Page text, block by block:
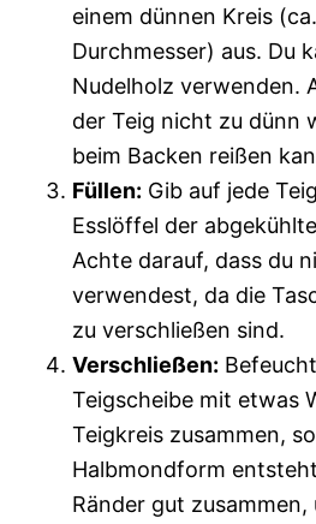
einem dünnen Kreis
Durchmesser) aus. Du
Nudelholz verwenden.
der Teig nicht zu dünn
beim Backen reißen
Füllen: Gib auf jede
Esslöffel der
Achte darauf, dass du
verwendest, da die
zu verschließen sind.
Verschließen:
Teigscheibe mit etwas
Teigkreis zusammen,
Halbmondform
Ränder gut zusammen,